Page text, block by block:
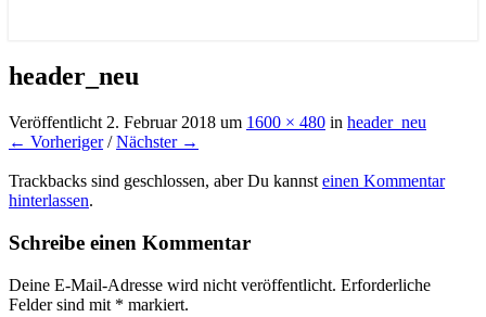
header_neu
Veröffentlicht 2. Februar 2018 um 1600 × 480 in header_neu
← Vorheriger/Nächster →
Trackbacks sind geschlossen, aber Du kannst einen Kommentar
hinterlassen.
Schreibe einen Kommentar
Deine E-Mail-Adresse wird nicht veröffentlicht. Erforderliche
Felder sind mit * markiert.